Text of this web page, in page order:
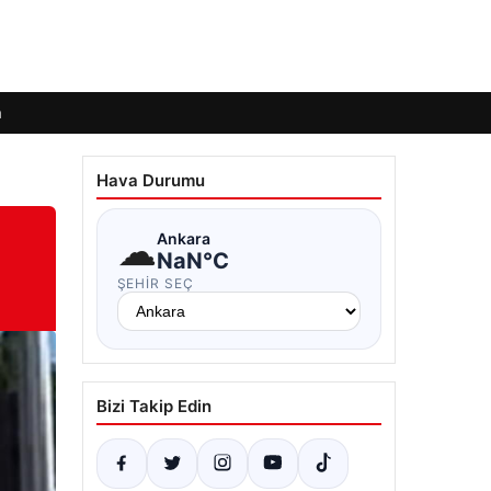
Hava Durumu
☁Ankara
NaN°C
ŞEHIR SEÇ
Bizi Takip Edin